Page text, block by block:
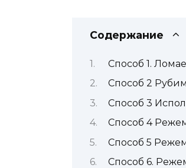
Содержание
Способ 1.
Способ 2
Способ 3
Способ 4
Способ 5
Способ 6.